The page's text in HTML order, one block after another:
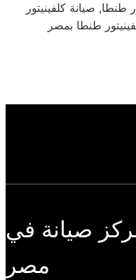
طنطا, صيانة كلفينيتور
صيانة في
مصر